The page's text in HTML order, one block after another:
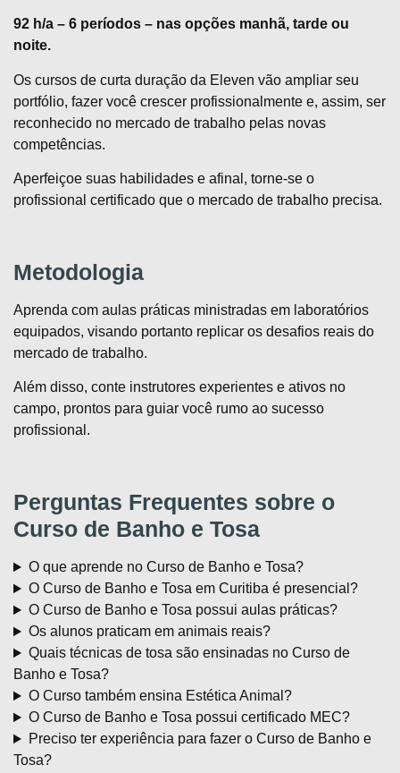
92 h/a – 6 períodos – nas opções manhã, tarde ou
noite.
Os cursos de curta duração da Eleven vão ampliar seu
portfólio, fazer você crescer profissionalmente e, assim, ser
reconhecido no mercado de trabalho pelas novas
competências.
Aperfeiçoe suas habilidades e afinal, torne-se o
profissional certificado que o mercado de trabalho precisa.
Metodologia
Aprenda com aulas práticas ministradas em laboratórios
equipados, visando portanto replicar os desafios reais do
mercado de trabalho.
Além disso, conte instrutores experientes e ativos no
campo, prontos para guiar você rumo ao sucesso
profissional.
Perguntas Frequentes sobre o
Curso de Banho e Tosa
O que aprende no Curso de Banho e Tosa?
O Curso de Banho e Tosa em Curitiba é presencial?
O Curso de Banho e Tosa possui aulas práticas?
Os alunos praticam em animais reais?
Quais técnicas de tosa são ensinadas no Curso de
Banho e Tosa?
O Curso também ensina Estética Animal?
O Curso de Banho e Tosa possui certificado MEC?
Preciso ter experiência para fazer o Curso de Banho e
Tosa?